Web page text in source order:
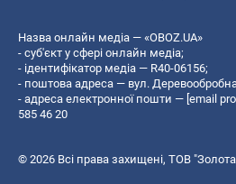
Назва онлайн медіа — «OBOZ.UA»
- суб'єкт у сфері онлайн медіа;
- ідентифікатор медіа — R40-06156;
- поштова адреса — вул.
- адреса електронної пошти — [email
585 46 20
© 2026 Всі права захищені, ТОВ